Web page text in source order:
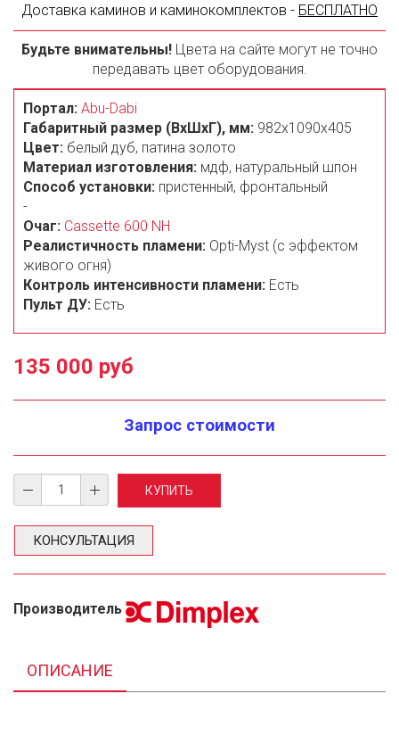
Доставка каминов и каминокомплектов - БЕСПЛАТНО
Будьте внимательны! Цвета на сайте могут не точно
передавать цвет оборудования.
Портал: Abu-Dabi
Габаритный размер (ВxШxГ), мм: 982х1090x405
Цвет: белый дуб, патина золото
Материал изготовления: мдф, натуральный шпон
Способ установки: пристенный, фронтальный
-
Очаг: Cassette 600 NH
Реалистичность пламени: Opti-Myst (с эффектом
живого огня)
Контроль интенсивности пламени: Есть
Пульт ДУ: Есть
135 000 руб
Запрос стоимости
КОНСУЛЬТАЦИЯ
Производитель
ОПИСАНИЕ